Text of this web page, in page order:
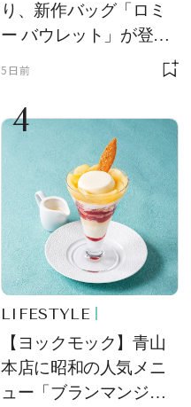
り、新作バッグ「ロミ
ー バウレット」が登
場！ デザイン性と収納
5日前
4
LIFESTYLE
【ヨックモック】青山
本店に昭和の人気メニ
ュー「ブランマンジ